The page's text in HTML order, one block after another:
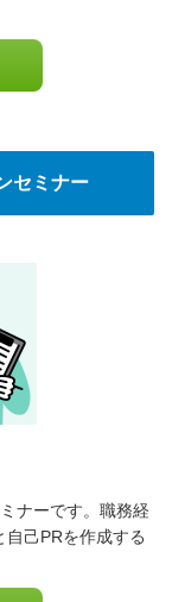
セミナー
ナーです。職務経
己PRを作成する